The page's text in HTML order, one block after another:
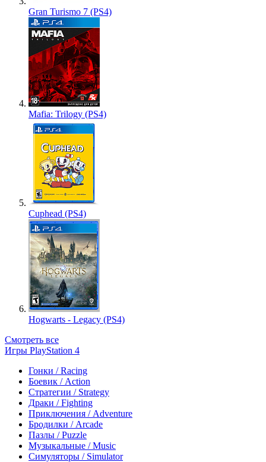
Gran Turismo 7 (PS4)
Mafia: Trilogy (PS4)
Cuphead (PS4)
Hogwarts - Legacy (PS4)
Смотреть все
Игры PlayStation 4
Гонки / Racing
Боевик / Action
Стратегии / Strategy
Драки / Fighting
Приключения / Adventure
Бродилки / Arcade
Пазлы / Puzzle
Музыкальные / Music
Симуляторы / Simulator